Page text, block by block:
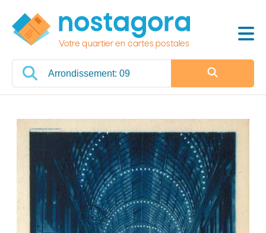
Votre quartier en cartes postales